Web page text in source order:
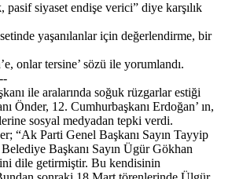
pasif siyaset endişe verici” diye karşılık
yaşanılanlar için değerlendirme, bir
onlar tersine’ sözü ile yorumlandı.
ile aralarında soğuk rüzgarlar estiği
Önder, 12. Cumhurbaşkanı Erdoğan’ ın,
sosyal medyadan tepki verdi.
“Ak Parti Genel Başkanı Sayın Tayyip
Başkanı Sayın Ügür Gökhan
dile getirmiştir. Bu kendisinin